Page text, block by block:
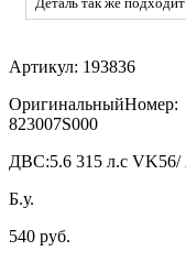
Артикул: 193836
ОригинальныйНомер:
823007S000
ДВС:5.6 315 л.с
Б.у.
540 руб.